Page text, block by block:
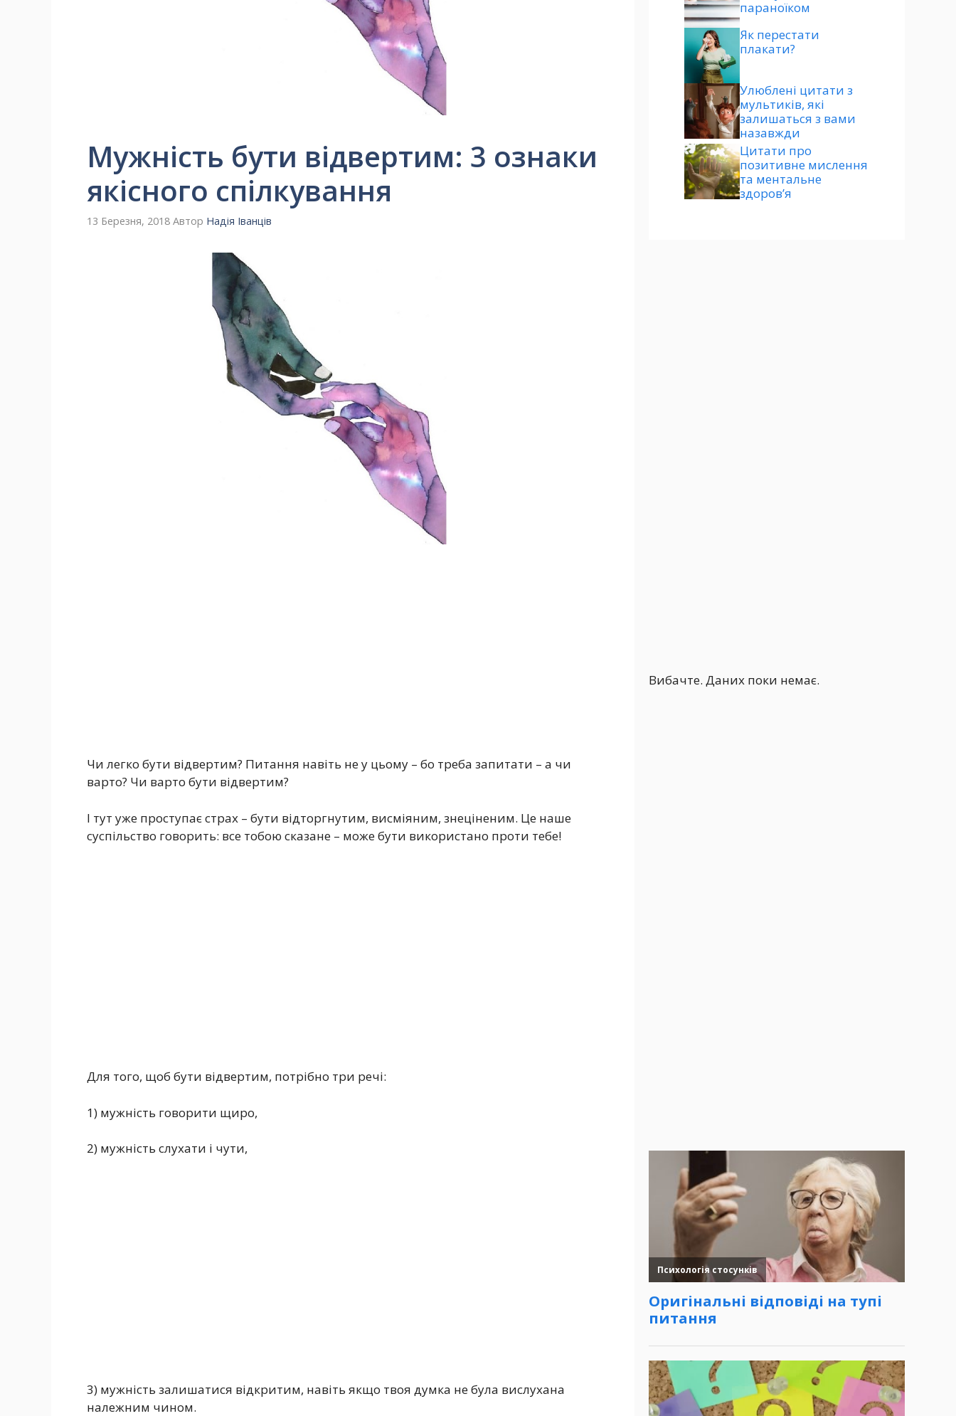
Мужність бути відвертим: 3 ознаки
якісного спілкування
13 Березня, 2018 Автор Надія Іванців
Чи легко бути відвертим? Питання навіть не у цьому – бо треба запитати – а чи
варто? Чи варто бути відвертим?
І тут уже проступає страх – бути відторгнутим, висміяним, знеціненим. Це наше
суспільство говорить: все тобою сказане – може бути використано проти тебе!
Для того, щоб бути відвертим, потрібно три речі:
1) мужність говорити щиро,
2) мужність слухати і чути,
3) мужність залишатися відкритим, навіть якщо твоя думка не була вислухана
належним чином.
параноїком
Як перестати
плакати?
Улюблені цитати з
мультиків, які
залишаться з вами
назавжди
Цитати про
позитивне мислення
та ментальне
здоров’я
Вибачте. Даних поки немає.